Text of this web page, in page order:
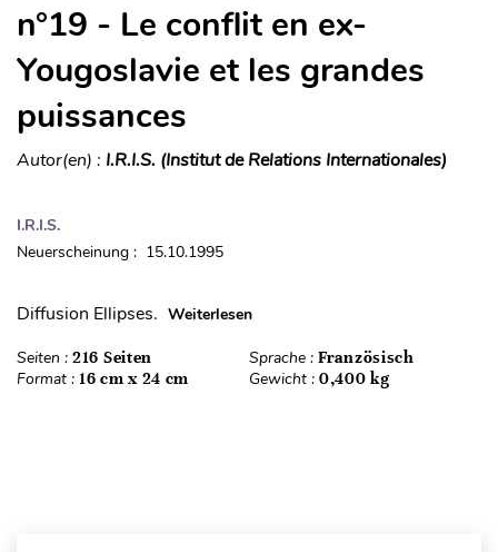
n°19 - Le conflit en ex-
Yougoslavie et les grandes
puissances
Autor(en) : I.R.I.S. (Institut de Relations Internationales)
I.R.I.S.
Neuerscheinung : 15.10.1995
Diffusion Ellipses. Weiterlesen
Seiten : 216 Seiten Sprache : Französisch
Format : 16 cm x 24 cm Gewicht : 0,400 kg